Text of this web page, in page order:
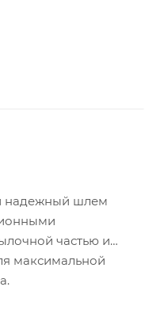
надежный шлем
частью и
максимальной